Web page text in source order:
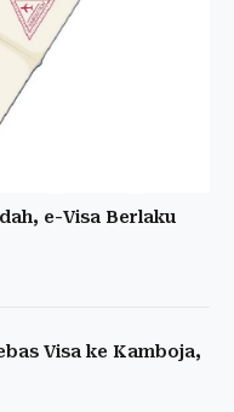
e-Visa Berlaku
Visa ke Kamboja,